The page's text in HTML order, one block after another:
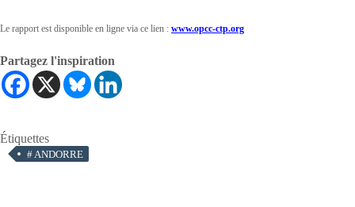
Le rapport est disponible en ligne via ce lien : www.opcc-ctp.org
Partagez l'inspiration
Étiquettes
#ANDORRE